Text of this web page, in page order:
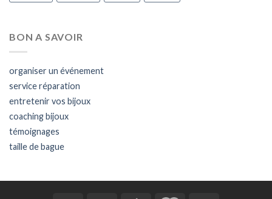
BON A SAVOIR
organiser un événement
service réparation
entretenir vos bijoux
coaching bijoux
témoignages
taille de bague